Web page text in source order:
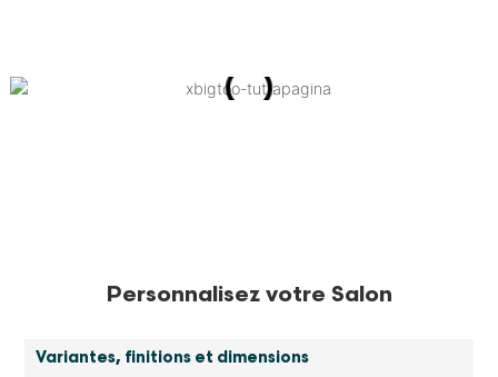
Personnalisez votre Salon
Variantes, finitions et dimensions